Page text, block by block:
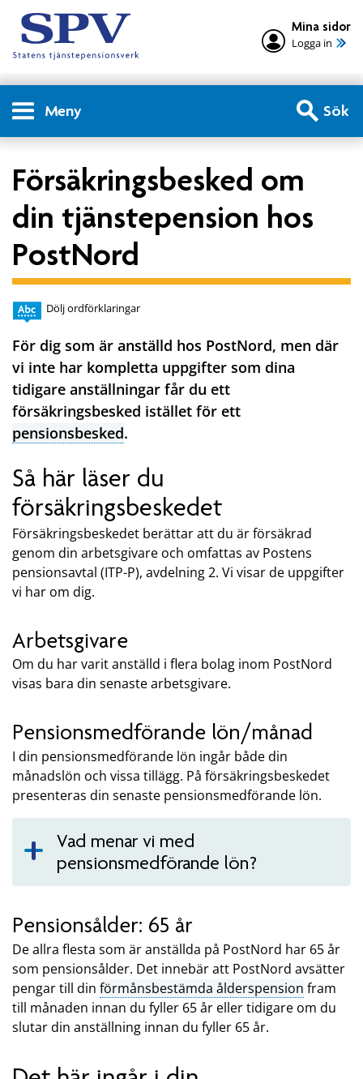
Mina sidor
Logga in
Meny Sök
Försäkringsbesked om
din tjänstepension hos
PostNord
Dölj ordförklaringar
För dig som är anställd hos PostNord, men där
vi inte har kompletta uppgifter som dina
tidigare anställningar får du ett
försäkringsbesked istället för ett
pensionsbesked.
Så här läser du
försäkringsbeskedet
Försäkringsbeskedet berättar att du är försäkrad
genom din arbetsgivare och omfattas av Postens
pensionsavtal (ITP-P), avdelning 2. Vi visar de uppgifter
vi har om dig.
Arbetsgivare
Om du har varit anställd i flera bolag inom PostNord
visas bara din senaste arbetsgivare.
Pensionsmedförande lön/månad
I din pensionsmedförande lön ingår både din
månadslön och vissa tillägg. På försäkringsbeskedet
presenteras din senaste pensionsmedförande lön.
Vad menar vi med
pensionsmedförande lön?
Pensionsålder: 65 år
De allra flesta som är anställda på PostNord har 65 år
som pensionsålder. Det innebär att PostNord avsätter
pengar till din förmånsbestämda ålderspension fram
till månaden innan du fyller 65 år eller tidigare om du
slutar din anställning innan du fyller 65 år.